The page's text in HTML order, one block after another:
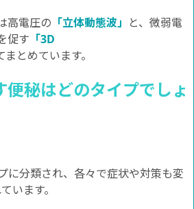
高電圧の 「立体動態波」 と、微弱電
促す 「3D
まとめています。
便秘はどのタイプでしょ
に分類され、各々で症状や対策も変
います。